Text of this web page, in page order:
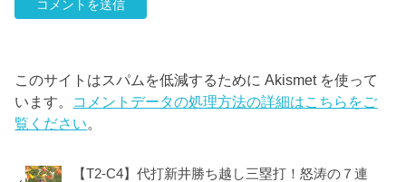
このサイトはスパムを低減するために Akismet を使って
います。 コメントデータの処理方法の詳細はこちらをご
覧ください。
【T2-C4】代打新井勝ち越し三塁打！怒涛の７連